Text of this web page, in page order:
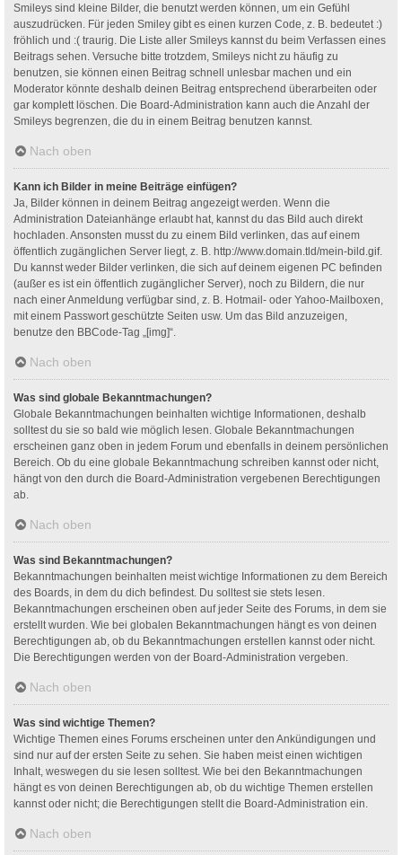
Smileys sind kleine Bilder, die benutzt werden können, um ein Gefühl
auszudrücken. Für jeden Smiley gibt es einen kurzen Code, z. B. bedeutet :)
fröhlich und :( traurig. Die Liste aller Smileys kannst du beim Verfassen eines
Beitrags sehen. Versuche bitte trotzdem, Smileys nicht zu häufig zu
benutzen, sie können einen Beitrag schnell unlesbar machen und ein
Moderator könnte deshalb deinen Beitrag entsprechend überarbeiten oder
gar komplett löschen. Die Board-Administration kann auch die Anzahl der
Smileys begrenzen, die du in einem Beitrag benutzen kannst.
Nach oben
Kann ich Bilder in meine Beiträge einfügen?
Ja, Bilder können in deinem Beitrag angezeigt werden. Wenn die
Administration Dateianhänge erlaubt hat, kannst du das Bild auch direkt
hochladen. Ansonsten musst du zu einem Bild verlinken, das auf einem
öffentlich zugänglichen Server liegt, z. B. http://www.domain.tld/mein-bild.gif.
Du kannst weder Bilder verlinken, die sich auf deinem eigenen PC befinden
(außer es ist ein öffentlich zugänglicher Server), noch zu Bildern, die nur
nach einer Anmeldung verfügbar sind, z. B. Hotmail- oder Yahoo-Mailboxen,
mit einem Passwort geschützte Seiten usw. Um das Bild anzuzeigen,
benutze den BBCode-Tag „[img]“.
Nach oben
Was sind globale Bekanntmachungen?
Globale Bekanntmachungen beinhalten wichtige Informationen, deshalb
solltest du sie so bald wie möglich lesen. Globale Bekanntmachungen
erscheinen ganz oben in jedem Forum und ebenfalls in deinem persönlichen
Bereich. Ob du eine globale Bekanntmachung schreiben kannst oder nicht,
hängt von den durch die Board-Administration vergebenen Berechtigungen
ab.
Nach oben
Was sind Bekanntmachungen?
Bekanntmachungen beinhalten meist wichtige Informationen zu dem Bereich
des Boards, in dem du dich befindest. Du solltest sie stets lesen.
Bekanntmachungen erscheinen oben auf jeder Seite des Forums, in dem sie
erstellt wurden. Wie bei globalen Bekanntmachungen hängt es von deinen
Berechtigungen ab, ob du Bekanntmachungen erstellen kannst oder nicht.
Die Berechtigungen werden von der Board-Administration vergeben.
Nach oben
Was sind wichtige Themen?
Wichtige Themen eines Forums erscheinen unter den Ankündigungen und
sind nur auf der ersten Seite zu sehen. Sie haben meist einen wichtigen
Inhalt, weswegen du sie lesen solltest. Wie bei den Bekanntmachungen
hängt es von deinen Berechtigungen ab, ob du wichtige Themen erstellen
kannst oder nicht; die Berechtigungen stellt die Board-Administration ein.
Nach oben